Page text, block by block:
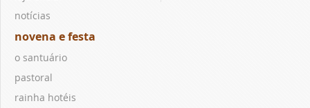
notícias
novena e festa
o santuário
pastoral
rainha hotéis